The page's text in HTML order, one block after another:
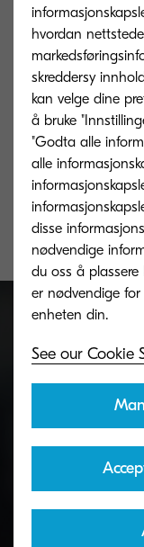
TK-5280C
Cyan toner yield
accordance with ISO/
Toner
KYOCERA's
organisations to
hvordan
skreddersy
kan velge dine
å bruke
"Godta alle
alle
disse
nødvendige
du oss å
er nødvendige
See our Cookie